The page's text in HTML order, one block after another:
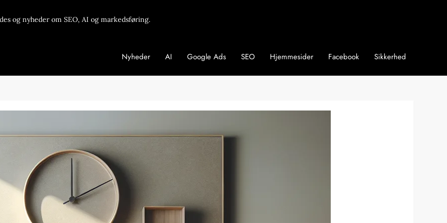
og nyheder om SEO, AI og markedsføring.
Nyheder AI Google Ads SEO Hjemmesider Facebook Sikkerhed